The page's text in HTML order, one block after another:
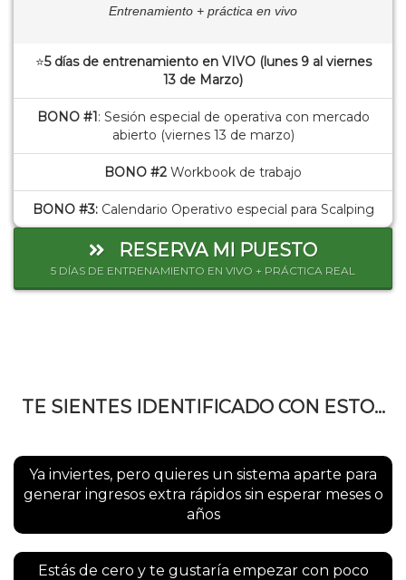
Entrenamiento + práctica en vivo
⭐5 días de entrenamiento en VIVO (lunes 9 al viernes
13 de Marzo)
BONO #1: Sesión especial de operativa con mercado
abierto (viernes 13 de marzo)
BONO #2 Workbook de trabajo
BONO #3:Calendario Operativo especial para Scalping
RESERVA MI PUESTO
5 DÍAS DE ENTRENAMIENTO EN VIVO + PRÁCTICA REAL
TE SIENTES IDENTIFICADO CON ESTO...
Ya inviertes, pero quieres un sistema aparte para
generar ingresos extra rápidos sin esperar meses o
años
Estás de cero y te gustaría empezar con poco